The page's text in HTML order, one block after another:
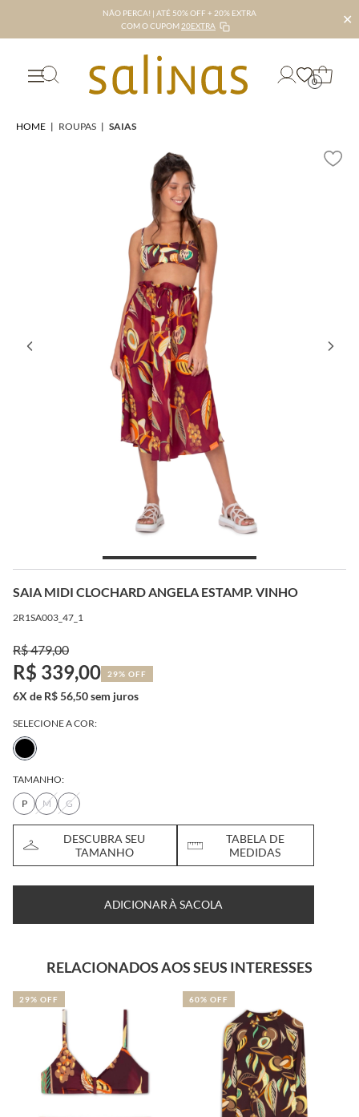
NÃO PERCA! | ATÉ 50% OFF + 20% EXTRA
COM O CUPOM 20EXTRA ✕
0
HOME | ROUPAS | SAIAS
SAIA MIDI CLOCHARD ANGELA ESTAMP. VINHO
2R1SA003_47_1
R$ 479,00
R$ 339,00 29% OFF
6X de R$ 56,50 sem juros
SELECIONE A COR:
TAMANHO:
P
M G
DESCUBRA SEU
TAMANHO
TABELA DE
MEDIDAS
ADICIONAR À SACOLA
RELACIONADOS AOS SEUS INTERESSES
29% OFF 60% OFF